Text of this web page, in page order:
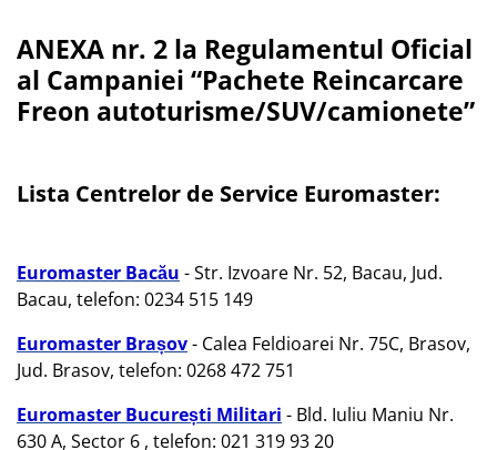
ANEXA nr. 2 la Regulamentul Oficial
al Campaniei “Pachete Reincarcare
Freon autoturisme/SUV/camionete”
Lista Centrelor de Service Euromaster:
Euromaster Bacău - Str. Izvoare Nr. 52, Bacau, Jud.
Bacau, telefon: 0234 515 149
Euromaster Brașov- Calea Feldioarei Nr. 75C, Brasov,
Jud. Brasov, telefon: 0268 472 751
Euromaster București Militari - Bld. Iuliu Maniu Nr.
630 A, Sector 6 , telefon: 021 319 93 20